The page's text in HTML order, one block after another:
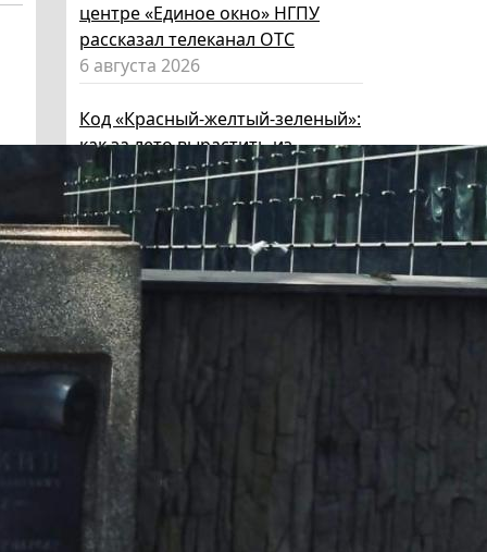
центре «Единое окно» НГПУ
рассказал телеканал ОТС
6 августа 2026
Код «Красный-желтый-зеленый»:
как за лето вырастить из
ребенка эксперта по личной
безопасности
6 августа 2026
Эксперт НГПУ объяснил, как
выбрать «умные» очки и как ими
пользоваться, чтобы не
нарушать закон
5 августа 2026
Директор ИИГСО НГПУ:
региональный компонент курса
«Россия – мои горизонты»
поможет школьникам с
выбором актуальной профессии